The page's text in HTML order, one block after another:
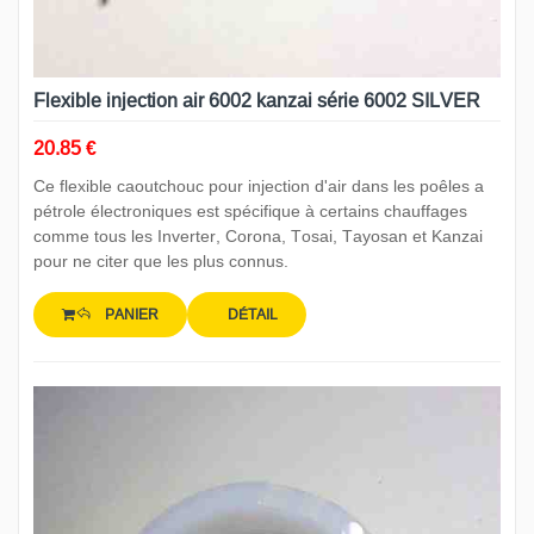
Flexible injection air 6002 kanzai série 6002 SILVER
20.85 €
Ce flexible caoutchouc pour injection d'air dans les poêles a
pétrole électroniques est spécifique à certains chauffages
comme tous les Inverter, Corona, Tosai, Tayosan et Kanzai
pour ne citer que les plus connus.
PANIER DÉTAIL